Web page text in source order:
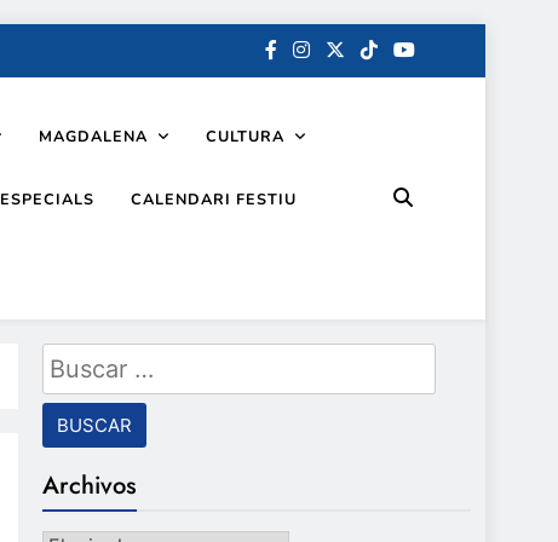
MAGDALENA CULTURA
ESPECIALS CALENDARI FESTIU
Buscar:
Archivos